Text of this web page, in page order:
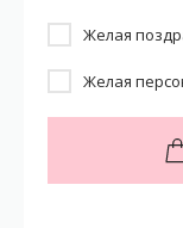
Желая
Желая